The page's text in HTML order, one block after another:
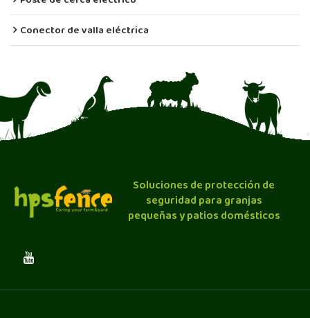
Conector de valla eléctrica
Soluciones de protección de
seguridad para granjas
pequeñas y patios domésticos